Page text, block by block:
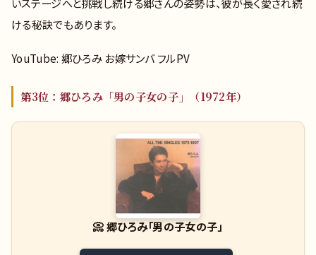
ける秘訣でもあります。
YouTube: 郷ひろみ お嫁サンバ フルPV
第3位：郷ひろみ「男の子女の子」（1972年）
📀郷ひろみ「男の子女の子」